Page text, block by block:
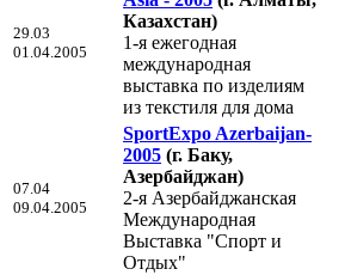
29.03
01.04.2005
Казахстан)
1-я ежегодная
международная
выставка по изделиям
из текстиля для дома
07.04
09.04.2005
SportExpo Azerbaijan-
2005 (г. Баку,
Азербайджан)
2-я Азербайджанская
Международная
Выставка "Спорт и
Отдых"